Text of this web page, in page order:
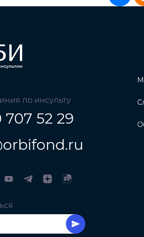
по инсульту
52 29